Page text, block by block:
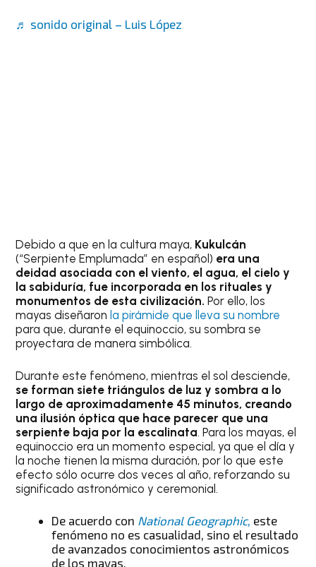
♬ sonido original – Luis López
Debido a que en la cultura maya, Kukulcán
(“Serpiente Emplumada” en español) era una
deidad asociada con el viento, el agua, el cielo y
la sabiduría, fue incorporada en los rituales y
monumentos de esta civilización.Por ello, los
mayas diseñaron la pirámide que lleva su nombre
para que, durante el equinoccio, su sombra se
proyectara de manera simbólica.
Durante este fenómeno, mientras el sol desciende,
se forman siete triángulos de luz y sombra a lo
largo de aproximadamente 45 minutos, creando
una ilusión óptica que hace parecer que una
serpiente baja por la escalinata. Para los mayas, el
equinoccio era un momento especial, ya que el día y
la noche tienen la misma duración, por lo que este
efecto sólo ocurre dos veces al año, reforzando su
significado astronómico y ceremonial.
De acuerdo con National Geographic, este
fenómeno no es casualidad, sino el resultado
de avanzados conocimientos astronómicos
de los mayas.